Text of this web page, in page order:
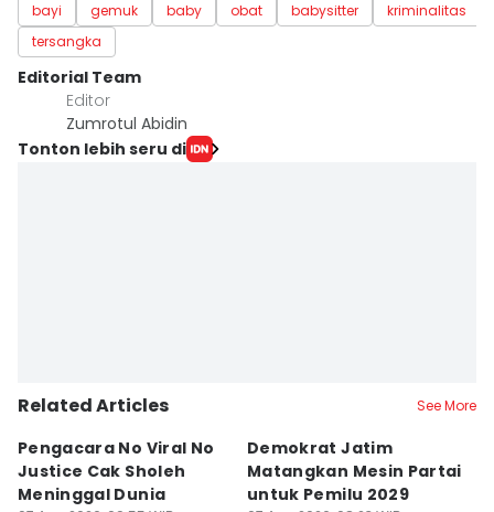
bayi gemuk baby obat babysitter
kriminalitas
tersangka
Editorial Team
Editor
Zumrotul Abidin
Tonton lebih seru di
Related Articles See More
Pengacara No Viral No
Justice Cak Sholeh
Meninggal Dunia
Demokrat Jatim
Matangkan Mesin Partai
untuk Pemilu 2029